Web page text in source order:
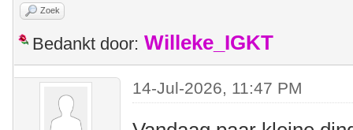
Zoek
Bedankt door: Willeke_IGKT
14-Jul-2026, 11:47 PM